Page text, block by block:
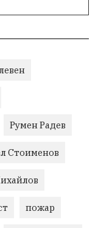
Румен Радев
Стоименов
пожар